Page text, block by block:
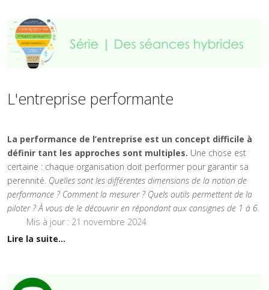
L'entreprise performante
La performance de l’entreprise est un concept difficile à
définir tant les approches sont multiples. Une chose est
certaine : chaque organisation doit performer pour garantir sa
perennité. Quelles sont les différentes dimensions de la notion de
performance ? Comment la mesurer ? Quels outils permettent de la
piloter ? À vous de le découvrir en répondant aux consignes de 1 à 6.
Mis à jour : 21 novembre 2024
Lire la suite...